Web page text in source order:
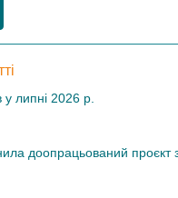
у липні 2026 р.
доопрацьований проєкт